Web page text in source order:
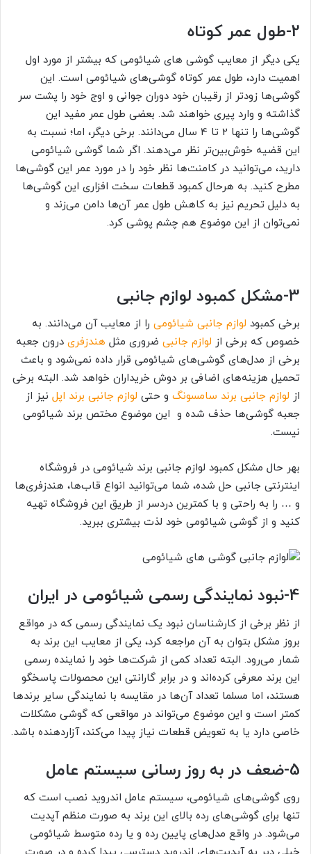
2- طول عمر کوتاه
یکی دیگر از معایب گوشی های شیائومی که بیشتر از مورد اول
اهمیت دارد، طول عمر کوتاه گوشی‌های شیائومی است. این
گوشی‌ها زودتر از رقیبان خود دوران جوانی و اوج خود را پشت سر
گذاشته و وارد پیری خواهند شد. بعضی طول عمر مفید این
گوشی‌ها را تنها 2 تا 4 سال می‌دانند. برخی دیگر، اما؛ نسبت به
این قضیه خوش‌بین‌تر نظر می‌دهند. اگر شما گوشی شیائومی
دارید، می‌توانید در کامنت‌ها نظر خود را در مورد عمر این گوشی‌ها
مطرح کنید. به هرحال کمبود قطعات سخت افزاری این گوشی‌ها
به دلیل تحریم نیز به کاهش طول عمر آن‌ها دامن می‌زند و
نمی‌توان از این موضوع هم چشم پوشی کرد.
3- مشکل کمبود لوازم جانبی
برخی کمبود لوازم جانبی شیائومی را از معایب آن می‌دانند. به
خصوص که برخی از لوازم جانبی ضروری مثل هندزفری درون جعبه
برخی از مدل‌های گوشی‌های شیائومی قرار داده نمی‌شود و باعث
تحمیل هزینه‌های اضافی بر دوش خریداران خواهد شد. البته برخی
از لوازم جانبی برند سامسونگ و حتی لوازم جانبی برند اپل نیز از
جعبه گوشی‌ها حذف شده و این موضوع مختص برند شیائومی
نیست.
بهر حال مشکل کمبود لوازم جانبی برند شیائومی در فروشگاه
اینترنتی جانبی حل شده، شما می‌توانید انواع قاب‌ها، هندزفری‌ها
و … را به راحتی و با کمترین دردسر از طریق این فروشگاه تهیه
کنید و از گوشی شیائومی خود لذت بیشتری ببرید.
4- نبود نمایندگی رسمی شیائومی در ایران
از نظر برخی از کارشناسان نبود یک نمایندگی رسمی که در مواقع
بروز مشکل بتوان به آن مراجعه کرد، یکی از معایب این برند به
شمار می‌رود. البته تعداد کمی از شرکت‌ها خود را نماینده رسمی
این برند معرفی کرده‌اند و در برابر گارانتی این محصولات پاسخگو
هستند، اما مسلما تعداد آن‌ها در مقایسه با نمایندگی سایر برندها
کمتر است و این موضوع می‌تواند در مواقعی که گوشی مشکلات
خاصی دارد یا به تعویض قطعات نیاز پیدا می‌کند، آزاردهنده باشد.
5- ضعف در به روز رسانی سیستم عامل
روی گوشی‌های شیائومی، سیستم عامل اندروید نصب است که
تنها برای گوشی‌های رده بالای این برند به صورت منظم آپدیت
می‌شود. در واقع مدل‌های پایین رده و یا رده متوسط شیائومی